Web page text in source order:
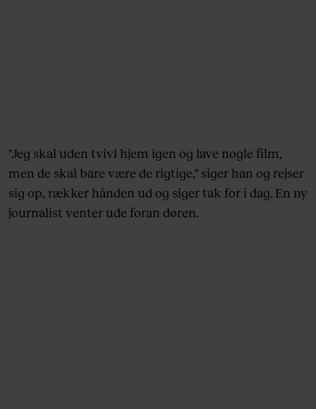
"Jeg skal uden tvivl hjem igen og lave nogle film,
men de skal bare være de rigtige," siger han og rejser
sig op, rækker hånden ud og siger tak for i dag. En ny
journalist venter ude foran døren.